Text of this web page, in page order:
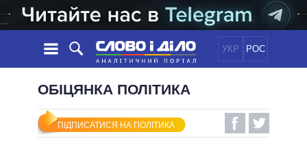
УКР РОС
НОВИНИ
СТРІЧКА
ПОДІЇ
ПОЛІТИКА
ЕКОНОМІКА
ОБIЦЯНКИ
ОБІЦЯНКА ПОЛІТИКА
ПІДПИСАТИСЯ НА ПОЛІТИКА